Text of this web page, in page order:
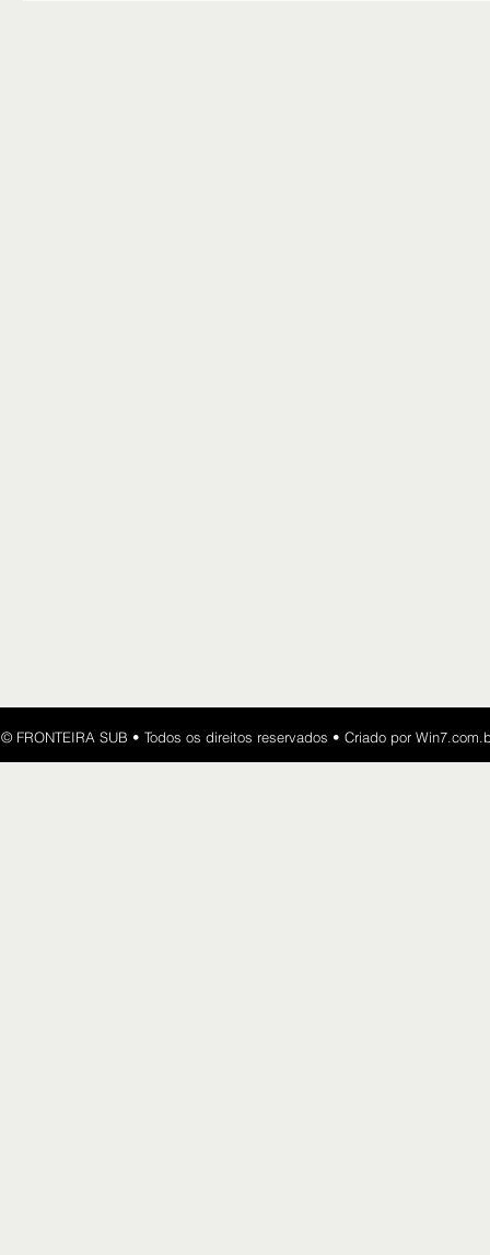
​​© FRONTEIRA SUB • Todos os direitos reservados • Criado por